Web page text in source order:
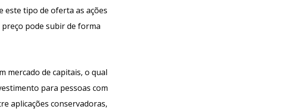
este tipo de oferta as ações
pode subir de forma
mercado de capitais, o qual
para pessoas com
aplicações conservadoras,